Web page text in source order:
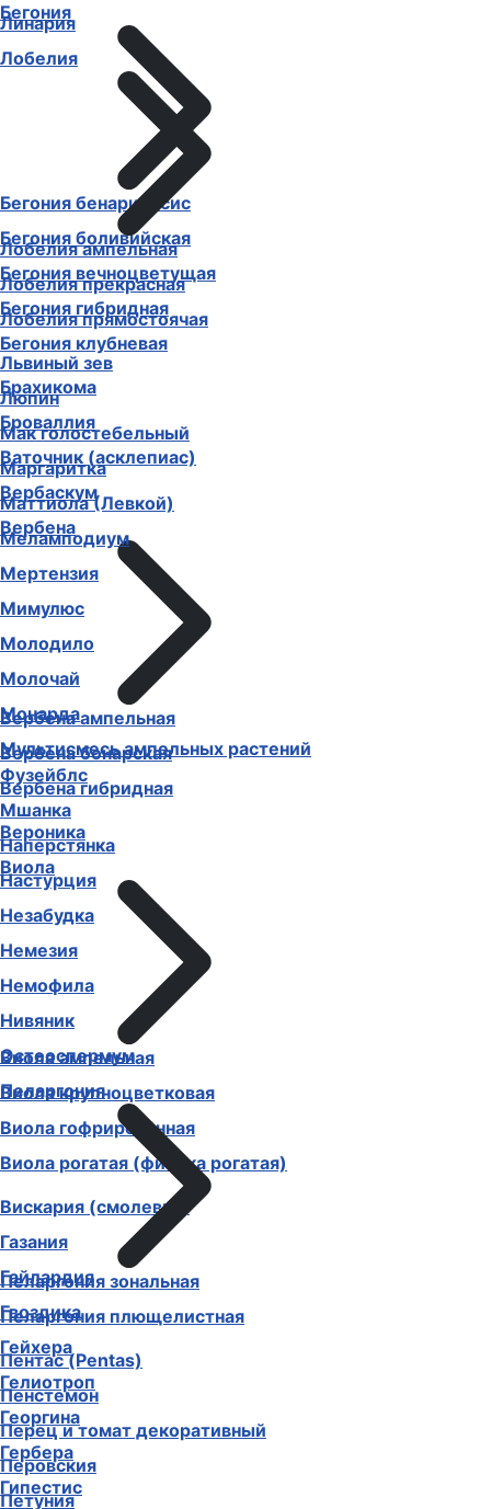
Бегония
Бегония бенариенсис
Бегония боливийская
Бегония вечноцветущая
Бегония гибридная
Бегония клубневая
Брахикома
Броваллия
Ваточник (асклепиас)
Вербаскум
Вербена
Вербена ампельная
Вербена бонарская
Вербена гибридная
Вероника
Виола
Виола ампельная
Виола крупноцветковая
Виола гофрированная
Виола рогатая (фиалка рогатая)
Вискария (смолевка)
Газания
Гайлардия
Гвоздика
Гейхера
Гелиотроп
Георгина
Гербера
Гипестис
Линария
Лобелия
Лобелия ампельная
Лобелия прекрасная
Лобелия прямостоячая
Львиный зев
Люпин
Мак голостебельный
Маргаритка
Маттиола (Левкой)
Меламподиум
Мертензия
Мимулюс
Молодило
Молочай
Монарда
Мультисмесь ампельных растений
Фузейблс
Мшанка
Наперстянка
Настурция
Незабудка
Немезия
Немофила
Нивяник
Остеоспермум
Пеларгония
Пеларгония зональная
Пеларгония плющелистная
Пентас (Pentas)
Пенстемон
Перец и томат декоративный
Перовския
Петуния